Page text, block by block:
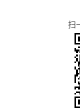
扫